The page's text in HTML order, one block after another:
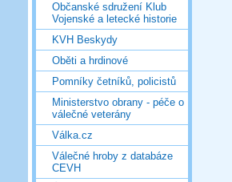
Občanské sdružení Klub
Vojenské a letecké historie
KVH Beskydy
Oběti a hrdinové
Pomníky četníků, policistů
Ministerstvo obrany - péče o
válečné veterány
Válka.cz
Válečné hroby z databáze
CEVH